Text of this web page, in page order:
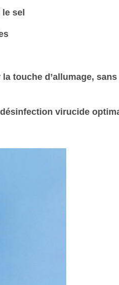
sel
touche d’allumage,
virucide